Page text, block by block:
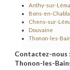
Anthy-sur-
Bons-en-
Chens-sur-
Douvaine
Thonon-les-
Contactez-nous
Thonon-les-